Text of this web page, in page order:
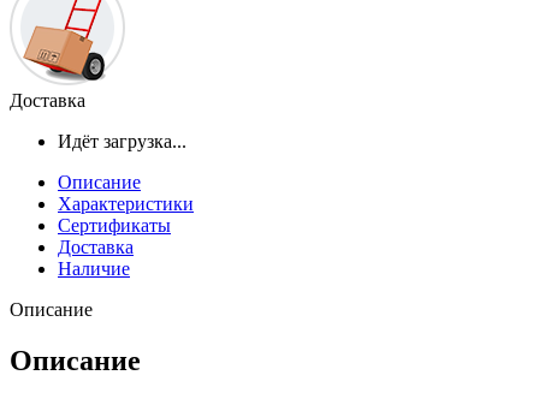
Доставка
Идёт загрузка...
Описание
Характеристики
Сертификаты
Доставка
Наличие
Описание
Описание